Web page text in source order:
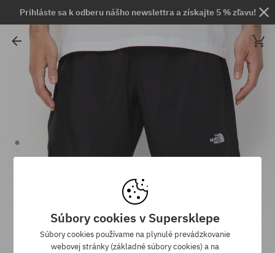
Prihláste sa k odberu nášho newslettra a získajte 5 % zľavu!
Súbory cookies v Supersklepe
Súbory cookies používame na plynulé prevádzkovanie
webovej stránky (základné súbory cookies) a na